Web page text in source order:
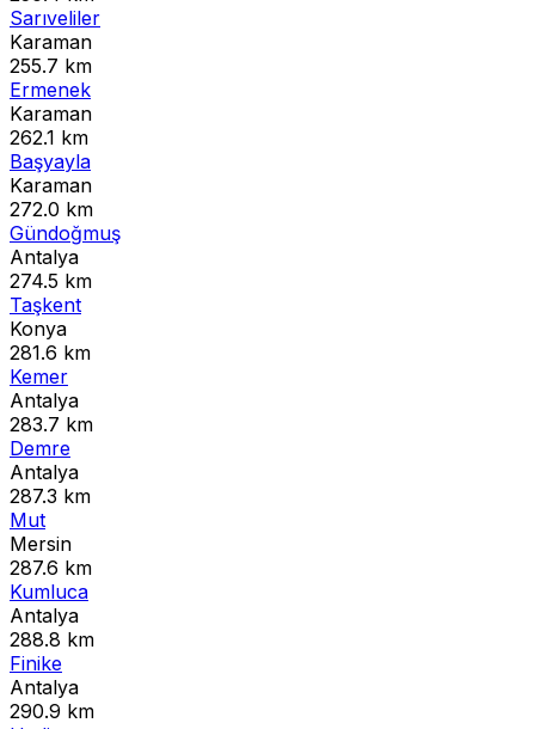
Sarıveliler
Karaman
255.7 km
Ermenek
Karaman
262.1 km
Başyayla
Karaman
272.0 km
Gündoğmuş
Antalya
274.5 km
Taşkent
Konya
281.6 km
Kemer
Antalya
283.7 km
Demre
Antalya
287.3 km
Mut
Mersin
287.6 km
Kumluca
Antalya
288.8 km
Finike
Antalya
290.9 km